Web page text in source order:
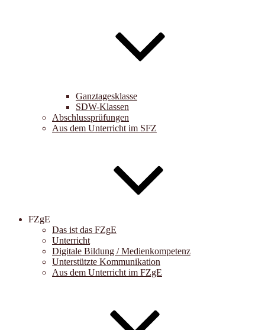
Ganztagesklasse
SDW-Klassen
Abschlussprüfungen
Aus dem Unterricht im SFZ
FZgE
Das ist das FZgE
Unterricht
Digitale Bildung / Medienkompetenz
Unterstützte Kommunikation
Aus dem Unterricht im FZgE